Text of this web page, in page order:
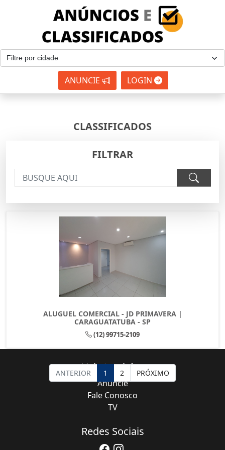
ANUNCIE LOGIN
CLASSIFICADOS
FILTRAR
ALUGUEL COMERCIAL - JD PRIMAVERA |
CARAGUATATUBA - SP
(12) 99715-2109
ANTERIOR 1 2 PRÓXIMO
Veja também
Anuncie
Fale Conosco
TV
Redes Sociais